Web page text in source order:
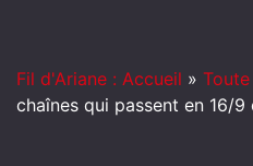
Fil d'Ariane : Accueil »
chaînes qui passent en 16/9